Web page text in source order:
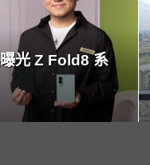
光 Z Fold8 系